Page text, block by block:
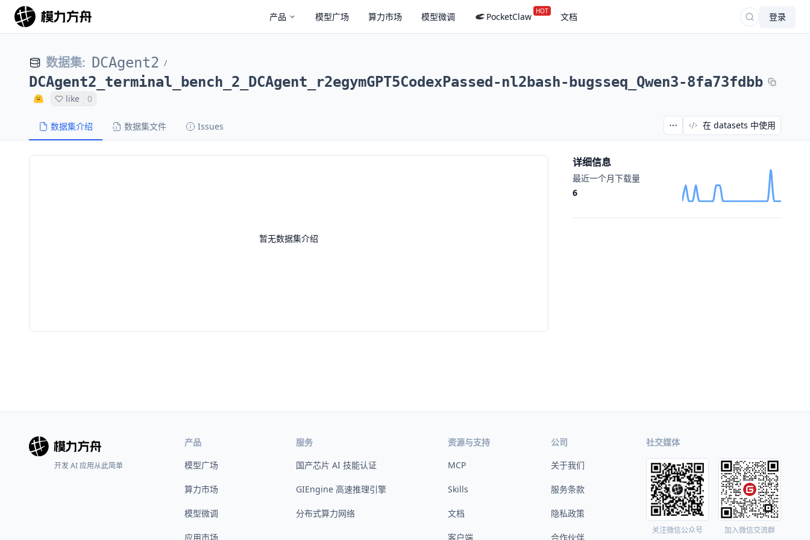
产品 模型广场 算力市场 模型微调 PocketClaw HOT 文档 登录
数据集: DCAgent2 /
DCAgent2_terminal_bench_2_DCAgent_r2egymGPT5CodexPassed-nl2bash-bugsseq_Qwen3-8fa73fdbb
like 0
数据集介绍 数据集文件 Issues 在 datasets 中使用
暂无数据集介绍
详细信息
最近一个月下载量
6
开发 AI 应用从此简单
产品
模型广场
算力市场
模型微调
应用市场
服务
国产芯片 AI 技能认证
GIEngine 高速推理引擎
分布式算力网络
资源与支持
MCP
Skills
文档
客户端
公司
关于我们
服务条款
隐私政策
合作伙伴
社交媒体
关注微信公众号 加入微信交流群